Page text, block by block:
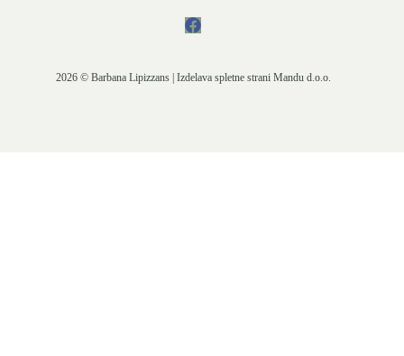
2026 © Barbana Lipizzans | Izdelava spletne strani Mandu d.o.o.